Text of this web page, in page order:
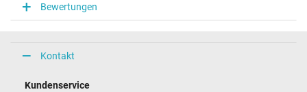
Bewertungen
Kontakt
Kundenservice